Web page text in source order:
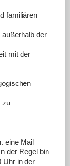
familiären
außerhalb der
mit der
zu
eine Mail
der Regel bin
Uhr in der